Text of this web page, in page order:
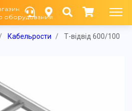
оборудования
Кабельрости Т-відвід 600/100